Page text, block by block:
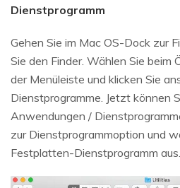
Dienstprogramm
Gehen Sie im Mac OS-Dock zur
Sie den Finder. Wählen Sie beim
der Menüleiste und klicken Sie
Dienstprogramme. Jetzt können
Anwendungen /
zur Dienstprogrammoption und
Festplatten-Dienstprogramm aus.